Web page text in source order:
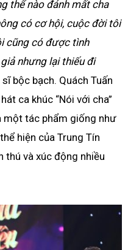
thể nào đánh mất cha
có cơ hội, cuộc đời tôi
cũng có được tình
nhưng lại thiếu đi
bộc bạch. Quách Tuấn
ca khúc “Nói với cha”
một tác phẩm giống như
hiện của Trung Tín
thú và xúc động nhiều